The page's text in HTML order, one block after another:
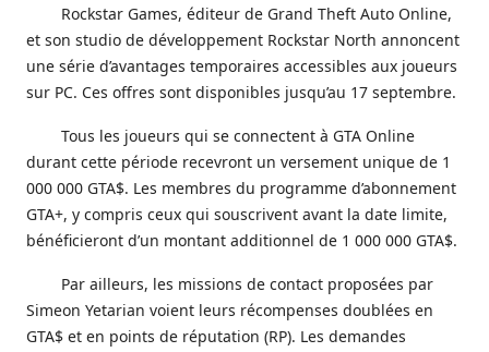
Rockstar Games, éditeur de Grand Theft Auto Online,
et son studio de développement Rockstar North annoncent
une série d’avantages temporaires accessibles aux joueurs
sur PC. Ces offres sont disponibles jusqu’au 17 septembre.
Tous les joueurs qui se connectent à GTA Online
durant cette période recevront un versement unique de 1
000 000 GTA$. Les membres du programme d’abonnement
GTA+, y compris ceux qui souscrivent avant la date limite,
bénéficieront d’un montant additionnel de 1 000 000 GTA$.
Par ailleurs, les missions de contact proposées par
Simeon Yetarian voient leurs récompenses doublées en
GTA$ et en points de réputation (RP). Les demandes